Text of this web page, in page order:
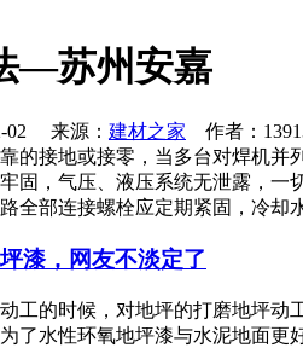
—苏州安嘉
02 来源： 建材之家 作者：
的接地或接零，当多台对焊机
固，气压、液压系统无泄露，
全部连接螺栓应定期紧固，冷却
漆，网友不淡定了
工的时候，对地坪的打磨地坪
了水性环氧地坪漆与水泥地面